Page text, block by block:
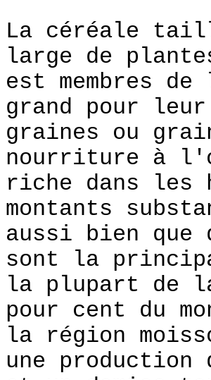
La céréale
large de
est membres
grand pour
graines ou
nourriture à
riche dans les
montants
aussi bien
sont la
la plupart de
pour cent du
la région
une